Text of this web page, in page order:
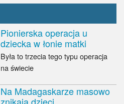
Pionierska operacja u
dziecka w łonie matki
Była to trzecia tego typu operacja
na świecie
Na Madagaskarze masowo
znikają dzieci